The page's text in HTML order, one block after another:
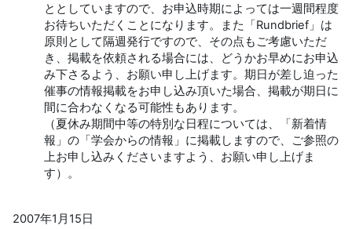
ととしていますので、お申込時期によっては一週間程度
お待ちいただくことになります。また「Rundbrief」は
原則として隔週発行ですので、その点もご考慮いただ
き、掲載を依頼される場合には、どうかお早めにお申込
み下さるよう、お願い申し上げます。期日が差し迫った
催事の情報掲載をお申し込み頂いた場合、掲載が期日に
間に合わなくなる可能性もあります。
（夏休み期間中等の特別な日程については、「新着情
報」の「学会からの情報」に掲載しますので、ご参照の
上お申し込みくださいますよう、お願い申し上げま
す）。
2007年1月15日